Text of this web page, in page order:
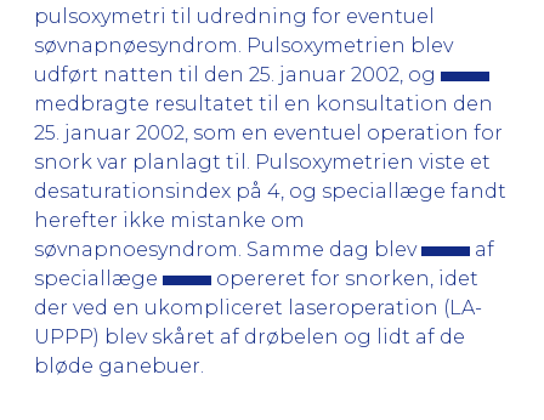
pulsoxymetri til udredning for eventuel
søvnapnøesyndrom. Pulsoxymetrien blev
udført natten til den 25. januar 2002, og
medbragte resultatet til en konsultation den
25. januar 2002, som en eventuel operation for
snork var planlagt til. Pulsoxymetrien viste et
desaturationsindex på 4, og speciallæge fandt
herefter ikke mistanke om
søvnapnoesyndrom. Samme dag blev
af
speciallæge
opereret for snorken, idet
der ved en ukompliceret laseroperation (LA-
UPPP) blev skåret af drøbelen og lidt af de
bløde ganebuer.